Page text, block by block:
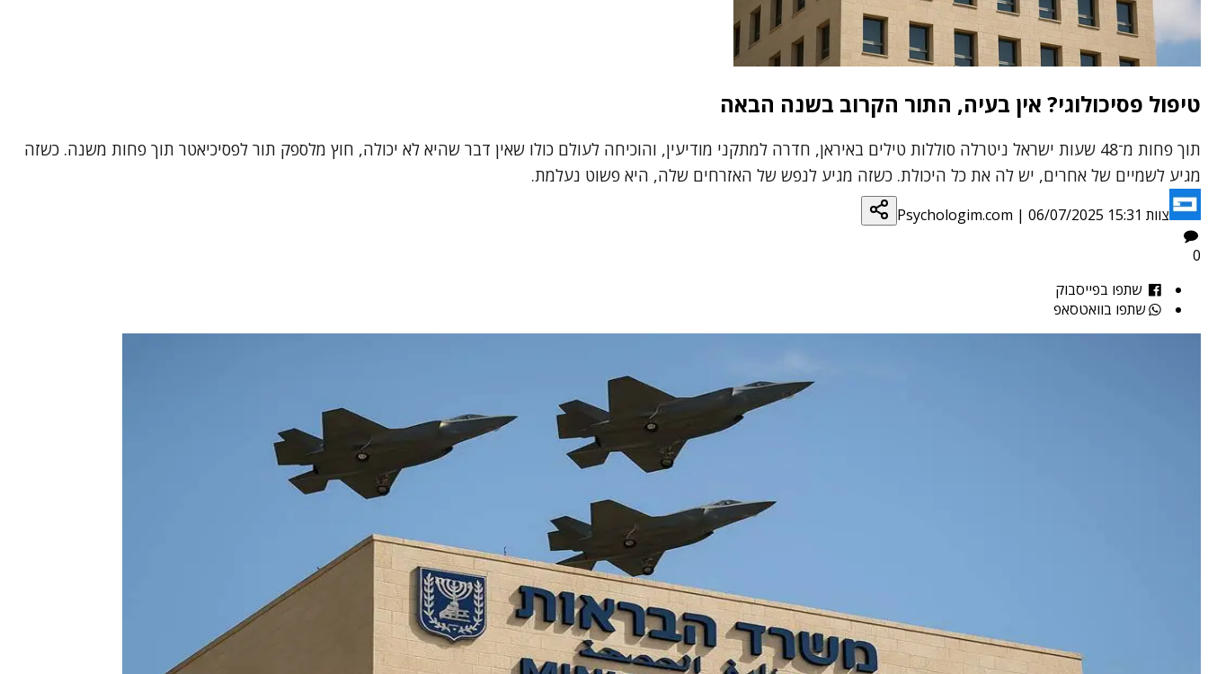
טיפול פסיכולוגי? אין בעיה, התור הקרוב בשנה הבאה
תוך פחות מ־48 שעות ישראל ניטרלה סוללות טילים באיראן, חדרה למתקני מודיעין, והוכיחה לעולם כולו שאין דבר שהיא לא יכולה, חוץ מלספק תור לפסיכיאטר תוך פחות משנה. כשזה
מגיע לשמיים של אחרים, יש לה את כל היכולת. כשזה מגיע לנפש של האזרחים שלה, היא פשוט נעלמת.
צוות Psychologim.com | 06/07/2025 15:31
0
שתפו בפייסבוק
שתפו בוואטסאפ